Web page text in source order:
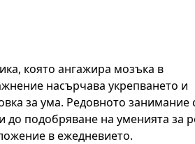
която ангажира мозъка в
насърчава укрепването и
за ума. Редовното занимание
до подобряване на уменията за
в ежедневието.